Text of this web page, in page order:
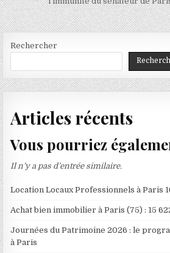
Rechercher
Articles récents
Vous pourriez
Il n’y a pas d’entrée similaire.
Location Locaux Professionnels à Paris
Achat bien immobilier à Paris (75) : 15
Journées du Patrimoine 2026 : le
à Paris